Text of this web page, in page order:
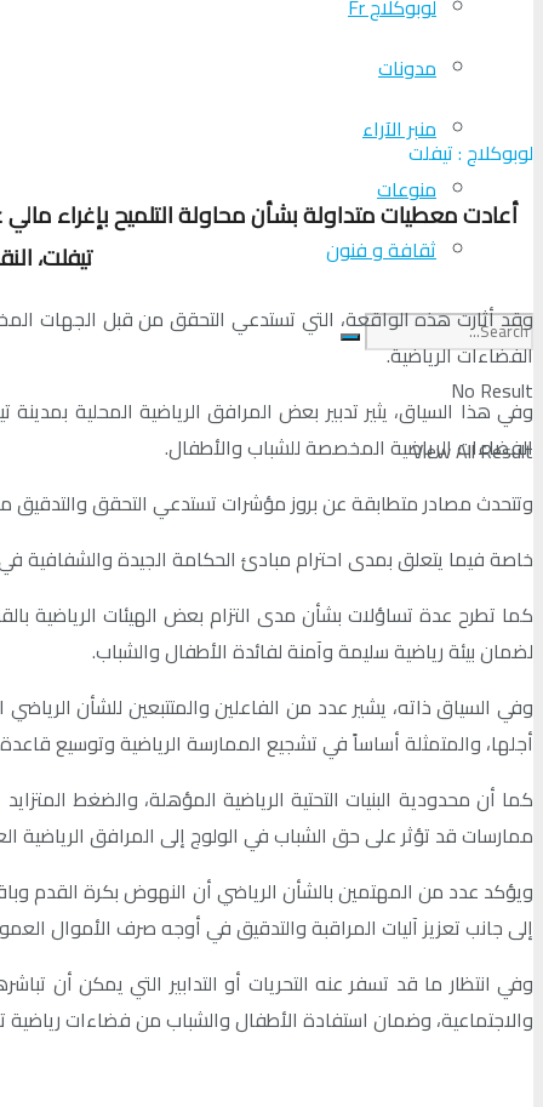
لوبوكلاج Fr
مدونات
منبر الآراء
منوعات
ثقافة و فنون
No Result
View All Result
لوبوكلاج : تيفلت
أعادت معطيات متداولة بشأن محاولة التلميح بإغراء
تيفلت،
وقد أثارت هذه الواقعة، التي تستدعي التحقق من قبل الجهات
الفضاءات الرياضية.
وفي هذا السياق، يثير تدبير بعض المرافق الرياضية المحلية
الفضاءات الرياضية المخصصة للشباب والأطفال.
وتتحدث مصادر متطابقة عن بروز مؤشرات تستدعي التحقق والتدقيق
خاصة فيما يتعلق بمدى احترام مبادئ الحكامة الجيدة والشفافية
كما تطرح عدة تساؤلات بشأن مدى التزام بعض الهيئات الرياضية
لضمان بيئة رياضية سليمة وآمنة لفائدة الأطفال والشباب.
وفي السياق ذاته، يشير عدد من الفاعلين والمتتبعين للشأن
أجلها، والمتمثلة أساساً في تشجيع الممارسة الرياضية وتوسيع
كما أن محدودية البنيات التحتية الرياضية المؤهلة، والضغط
ممارسات قد تؤثر على حق الشباب في الولوج إلى المرافق
ويؤكد عدد من المهتمين بالشأن الرياضي أن النهوض بكرة القدم
إلى جانب تعزيز آليات المراقبة والتدقيق في أوجه صرف الأموال
وفي انتظار ما قد تسفر عنه التحريات أو التدابير التي يمكن أن
والاجتماعية، وضمان استفادة الأطفال والشباب من فضاءات